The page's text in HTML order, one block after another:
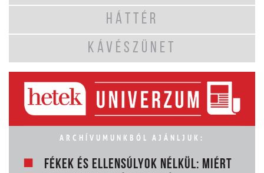
HÁTTÉR
KÁVÉSZÜNET
ARCHÍVUMUNKBÓL AJÁNLJUK:
FÉKEK ÉS ELLENSÚLYOK NÉLKÜL: MIÉRT